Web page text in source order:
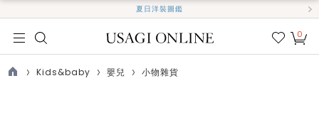
夏日洋裝圖鑑
我的
0
Kids&baby 嬰兒 小物雜貨